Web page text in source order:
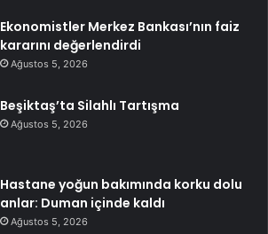
Ekonomistler Merkez Bankası’nın faiz
kararını değerlendirdi
Ağustos 5, 2026
Beşiktaş’ta Silahlı Tartışma
Ağustos 5, 2026
Hastane yoğun bakımında korku dolu
anlar: Duman içinde kaldı
Ağustos 5, 2026